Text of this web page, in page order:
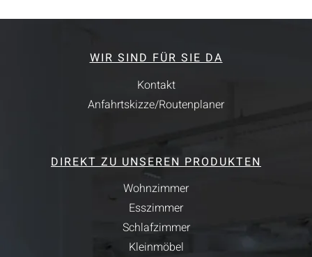
WIR SIND FÜR SIE DA
Kontakt
Anfahrtskizze/Routenplaner
DIREKT ZU UNSEREN PRODUKTEN
Wohnzimmer
Esszimmer
Schlafzimmer
Kleinmöbel